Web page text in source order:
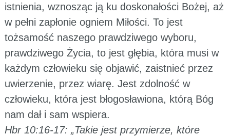
istnienia, wznosząc ją ku doskonałości Bożej, aż
w pełni zapłonie ogniem Miłości. To jest
tożsamość naszego prawdziwego wyboru,
prawdziwego Życia, to jest głębia, która musi w
każdym człowieku się objawić, zaistnieć przez
uwierzenie, przez wiarę. Jest zdolność w
człowieku, która jest błogosławiona, którą Bóg
nam dał i sam wspiera.
Hbr 10:16-17: „Takie jest przymierze, które